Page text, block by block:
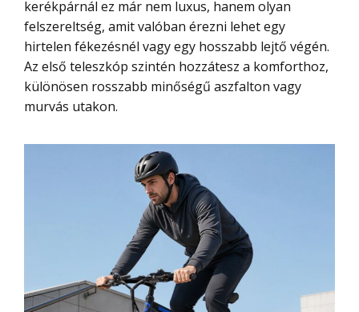
kerékpárnál ez már nem luxus, hanem olyan
felszereltség, amit valóban érezni lehet egy
hirtelen fékezésnél vagy egy hosszabb lejtő végén.
Az első teleszkóp szintén hozzátesz a komforthoz,
különösen rosszabb minőségű aszfalton vagy
murvás utakon.